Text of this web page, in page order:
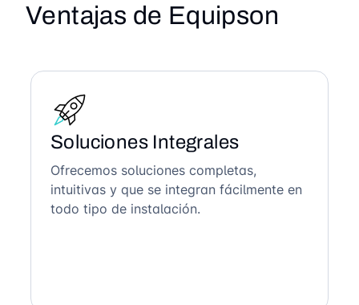
Ventajas de Equipson
Soluciones Integrales
Ofrecemos soluciones completas,
intuitivas y que se integran fácilmente en
todo tipo de instalación.